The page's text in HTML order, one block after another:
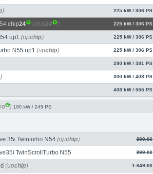
) 225 kW / 306 PS
chip24 (chip24 ) 225 kW / 306 PS
up1 (upchip) 225 kW / 306 PS
N55 up1 (upchip) 225 kW / 306 PS
280 kW / 381 PS
) 300 kW / 408 PS
408 kW / 555 PS
) 180 kW / 245 PS
35i Twinturbo N54 (upchip) 899,00
TwinScrollTurbo N55
899,00
(upchip) 1.849,00